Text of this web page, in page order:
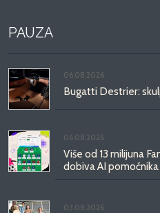
PAUZA
06.08.2026.
Bugatti Destrier:
06.08.2026.
Više od 13 milijuna
dobiva AI pomoćnika
03.08.2026.